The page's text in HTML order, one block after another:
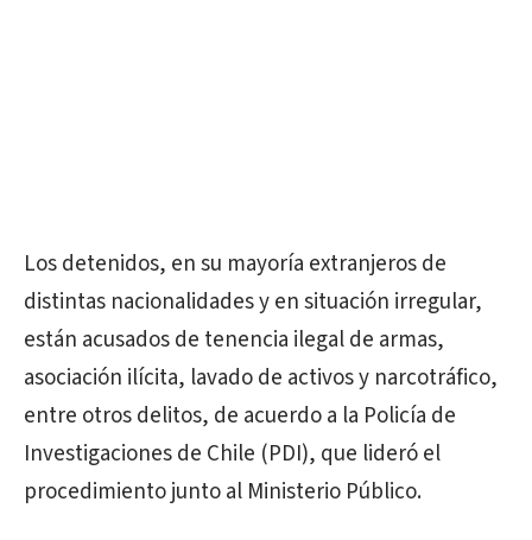
Los detenidos, en su mayoría extranjeros de
distintas nacionalidades y en situación irregular,
están acusados de tenencia ilegal de armas,
asociación ilícita, lavado de activos y narcotráfico,
entre otros delitos, de acuerdo a la Policía de
Investigaciones de Chile (PDI), que lideró el
procedimiento junto al Ministerio Público.